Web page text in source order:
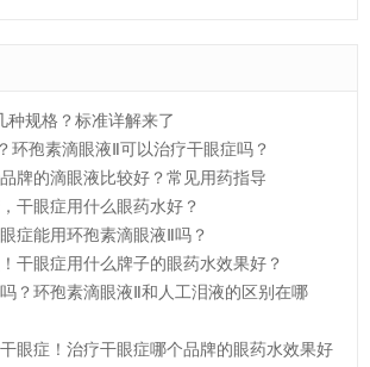
种规格？标准详解来了
环孢素滴眼液Ⅱ可以治疗干眼症吗？
牌的滴眼液比较好？常见用药指导
干眼症用什么眼药水好？
症能用环孢素滴眼液Ⅱ吗？
干眼症用什么牌子的眼药水效果好？
？环孢素滴眼液Ⅱ和人工泪液的区别在哪
眼症！治疗干眼症哪个品牌的眼药水效果好